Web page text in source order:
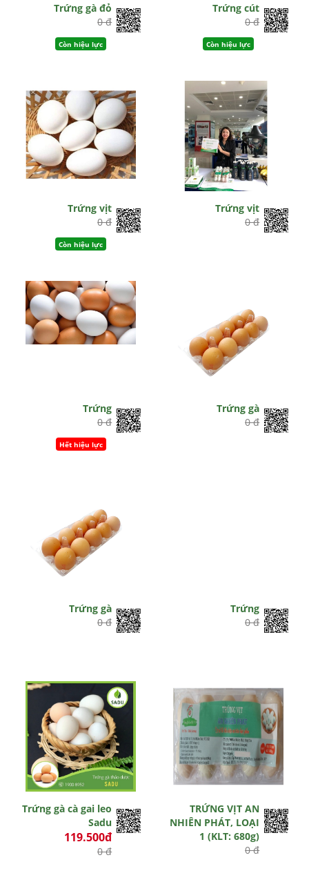
Trứng gà đỏ
0 đ
Còn hiệu lực
Trứng cút
0 đ
Còn hiệu lực
Trứng vịt
0 đ
Còn hiệu lực
Trứng vịt
0 đ
Trứng
0 đ
Hết hiệu lực
Trứng gà
0 đ
Trứng gà
0 đ
Trứng
0 đ
Trứng gà cà gai leo
Sadu
119.500đ
0 đ
TRỨNG VỊT AN
NHIÊN PHÁT, LOẠI
1 (KLT: 680g)
0 đ